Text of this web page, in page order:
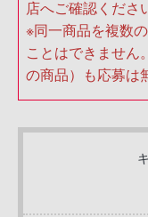
店へご確認くださ
※同一商品を複数
ことはできません
の商品）も応募は